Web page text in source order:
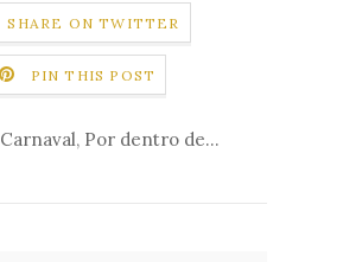
SHARE ON TWITTER
PIN THIS POST
Carnaval, Por dentro de...